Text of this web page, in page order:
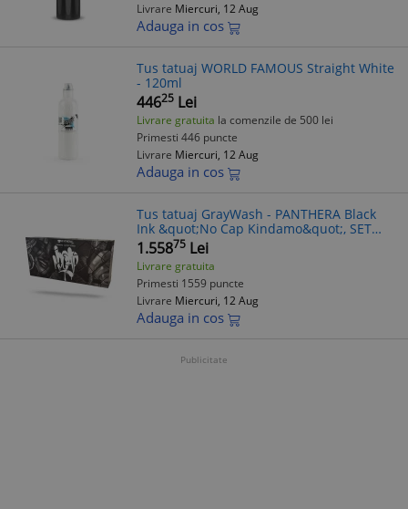
Livrare Miercuri, 12 Aug
Adauga in cos
Tus tatuaj WORLD FAMOUS Straight White
- 120ml
44625 Lei
Livrare gratuita la comenzile de 500 lei
Primesti 446 puncte
Livrare Miercuri, 12 Aug
Adauga in cos
Tus tatuaj GrayWash - PANTHERA Black
Ink &quot;No Cap Kindamo&quot;, SET
KINDAMO 6x150ml
1.55875 Lei
Livrare gratuita
Primesti 1559 puncte
Livrare Miercuri, 12 Aug
Adauga in cos
Publicitate